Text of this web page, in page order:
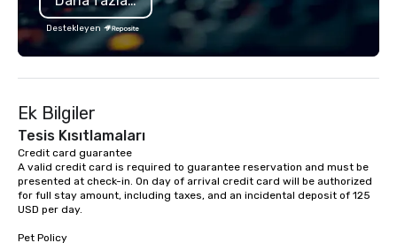
Destekleyen
Ek Bilgiler
Tesis Kısıtlamaları
Credit card guarantee
A valid credit card is required to guarantee reservation and must be
presented at check-in. On day of arrival credit card will be authorized
for full stay amount, including taxes, and an incidental deposit of 125
USD per day.
Pet Policy